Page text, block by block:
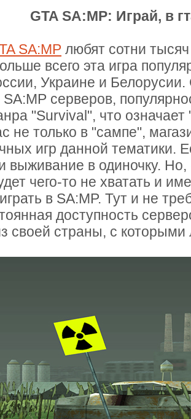
GTA SA:MP: Играй, в
SA:MP любят сотни
всего эта игра
Украине и
серверов,
"Survival", что
не только в "сампе",
игр данной тематики.
выживание в одиночку. Но,
чего-то не хватать и
в SA:MP. Тут и не
доступность
своей страны, с